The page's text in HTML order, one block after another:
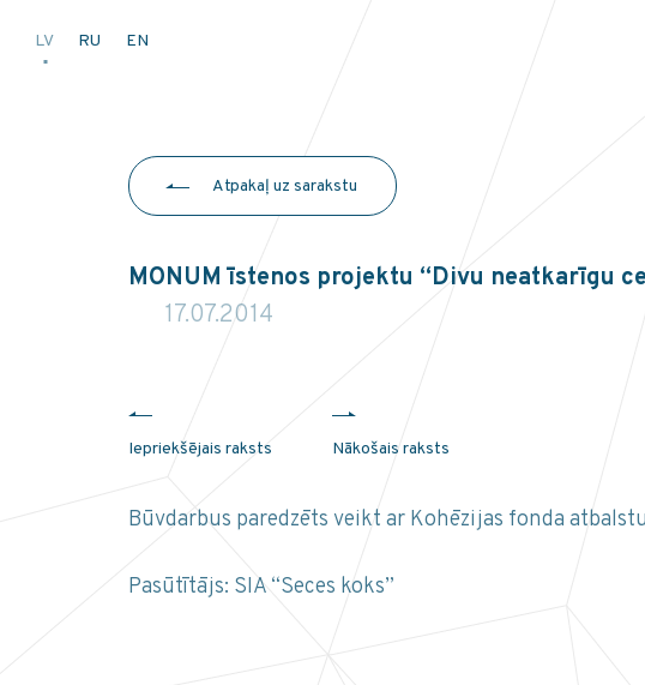
LV RU EN
Atpakaļ uz sarakstu
MONUM īstenos projektu “Divu neatkarīgu
17.07.2014
Iepriekšējais raksts Nākošais raksts
Būvdarbus paredzēts veikt ar Kohēzijas fonda
Pasūtītājs: SIA “Seces koks”